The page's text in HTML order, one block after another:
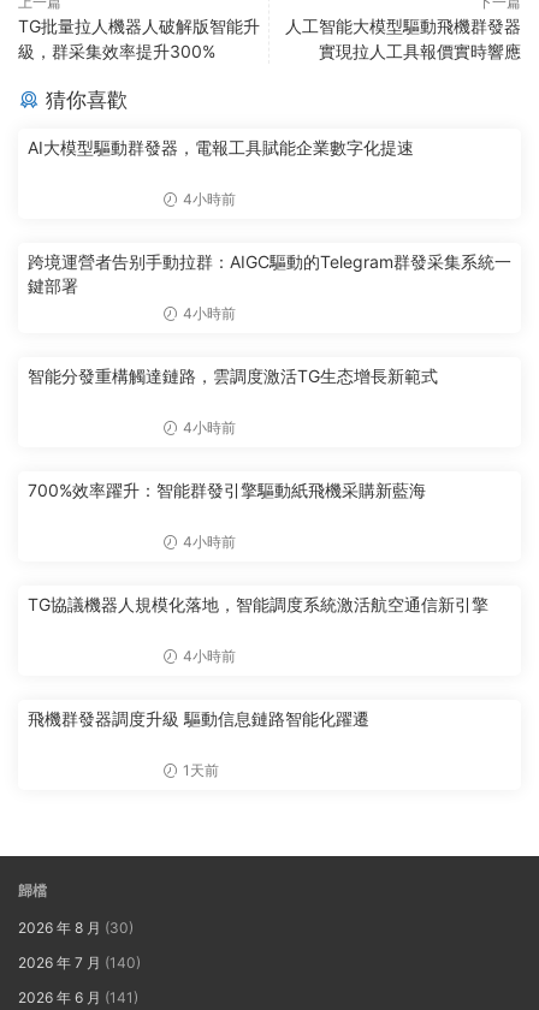
TG批量拉人機器人破解版智能升
級，群采集效率提升300%
人工智能大模型驅動飛機群發器
實現拉人工具報價實時響應
猜你喜歡
AI大模型驅動群發器，電報工具賦能企業數字化提速
4小時前
跨境運營者告别手動拉群：AIGC驅動的Telegram群發采集系統一
鍵部署
4小時前
智能分發重構觸達鏈路，雲調度激活TG生态增長新範式
4小時前
700%效率躍升：智能群發引擎驅動紙飛機采購新藍海
4小時前
TG協議機器人規模化落地，智能調度系統激活航空通信新引擎
4小時前
飛機群發器調度升級 驅動信息鏈路智能化躍遷
1天前
歸檔
2026 年 8 月 (30)
2026 年 7 月 (140)
2026 年 6 月 (141)